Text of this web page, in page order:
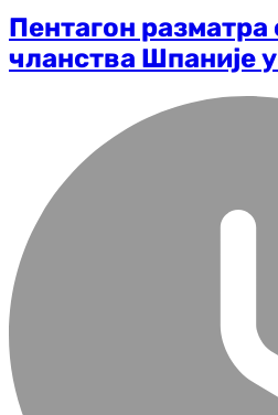
Пентагон разматра
чланства Шпаније